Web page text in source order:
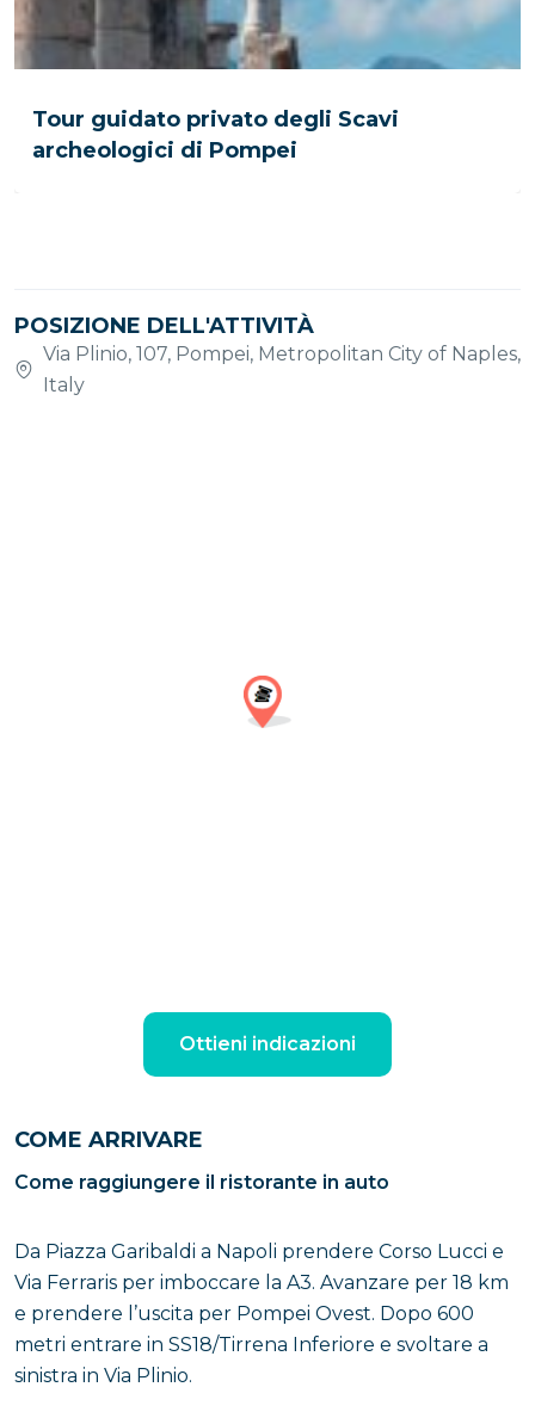
Tour guidato privato degli Scavi
archeologici di Pompei
POSIZIONE DELL'ATTIVITÀ
Via Plinio, 107, Pompei, Metropolitan City of Naples,
Italy
Ottieni indicazioni
COME ARRIVARE
Come raggiungere il ristorante in auto
Da Piazza Garibaldi a Napoli prendere Corso Lucci e
Via Ferraris per imboccare la A3. Avanzare per 18 km
e prendere l’uscita per Pompei Ovest. Dopo 600
metri entrare in SS18/Tirrena Inferiore e svoltare a
sinistra in Via Plinio.